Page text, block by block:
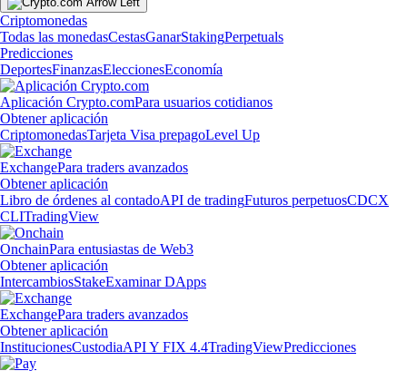
Criptomonedas
Todas las monedasCestasGanarStakingPerpetuals
Predicciones
DeportesFinanzasEleccionesEconomía
Aplicación Crypto.comPara usuarios cotidianos
Obtener aplicación
CriptomonedasTarjeta Visa prepagoLevel Up
ExchangePara traders avanzados
Obtener aplicación
Libro de órdenes al contadoAPI de tradingFuturos perpetuosCDCX
CLITradingView
OnchainPara entusiastas de Web3
Obtener aplicación
IntercambiosStakeExaminar DApps
ExchangePara traders avanzados
Obtener aplicación
InstitucionesCustodiaAPI Y FIX 4.4TradingViewPredicciones